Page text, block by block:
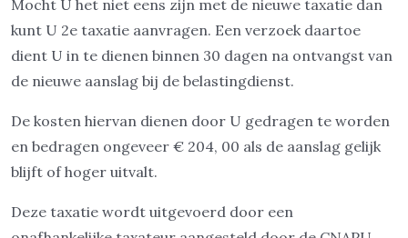
Mocht U het niet eens zijn met de nieuwe taxatie dan
kunt U 2e taxatie aanvragen. Een verzoek daartoe
dient U in te dienen binnen 30 dagen na ontvangst van
de nieuwe aanslag bij de belastingdienst.
De kosten hiervan dienen door U gedragen te worden
en bedragen ongeveer € 204, 00 als de aanslag gelijk
blijft of hoger uitvalt.
Deze taxatie wordt uitgevoerd door een